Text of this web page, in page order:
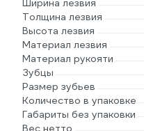
Ширина лезвия
Толщина лезвия
Высота лезвия
Материал лезвия
Материал рукояти
Зубцы
Размер зубьев
Количество в упаковке
Габариты без упаковки
Вес нетто